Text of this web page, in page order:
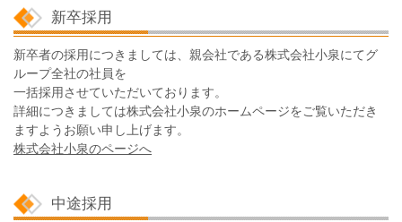
新卒採用
新卒者の採用につきましては、親会社である株式会社小泉にてグ
ループ全社の社員を
一括採用させていただいております。
詳細につきましては株式会社小泉のホームページをご覧いただき
ますようお願い申し上げます。
株式会社小泉のページへ
中途採用